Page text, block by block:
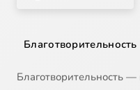
Благотворительность
Благотворительность